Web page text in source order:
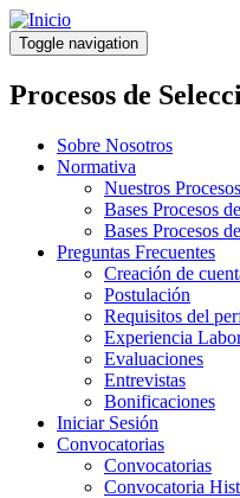
Pasar
al
contenido
principal
Toggle navigation
Procesos de
Sobre Nosotros
Normativa
Nuestros
Bases Procesos
Bases Procesos
Preguntas Frecuentes
Creación de
Postulación
Requisitos del
Experiencia
Evaluaciones
Entrevistas
Bonificaciones
Iniciar Sesión
Convocatorias
Convocatorias
Convocatoria